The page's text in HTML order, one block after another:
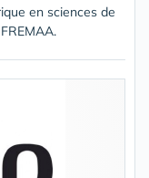
en sciences de